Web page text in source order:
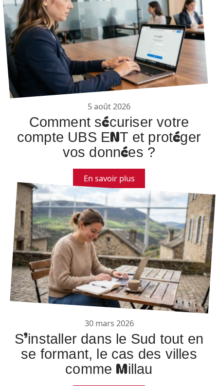
5 août 2026
Comment sécuriser votre
compte UBS ENT et protéger
vos données ?
En savoir plus
30 mars 2026
S’installer dans le Sud tout en
se formant, le cas des villes
comme Millau